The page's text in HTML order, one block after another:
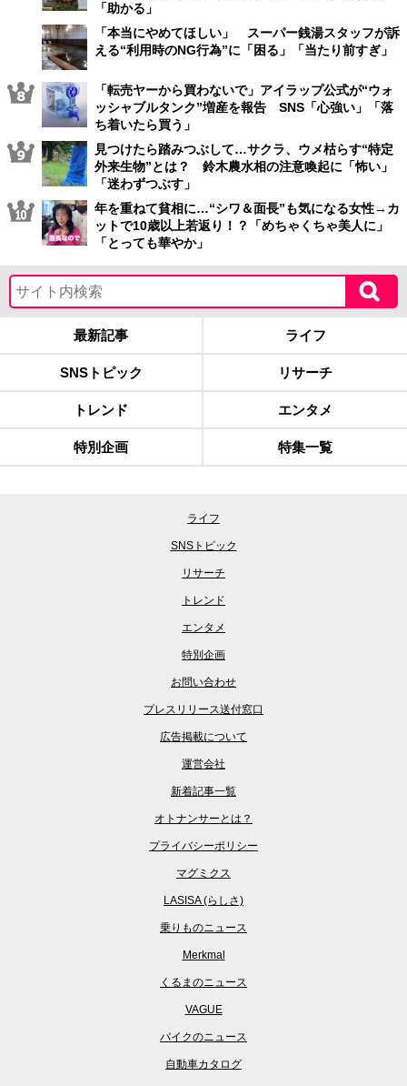
「助かる」
「本当にやめてほしい」 スーパー銭湯スタッフが訴
える“利用時のNG行為”に「困る」「当たり前すぎ」
「転売ヤーから買わないで」アイラップ公式が“ウォ
ッシャブルタンク”増産を報告 SNS「心強い」「落
ち着いたら買う」
見つけたら踏みつぶして…サクラ、ウメ枯らす“特定
外来生物”とは？ 鈴木農水相の注意喚起に「怖い」
「迷わずつぶす」
年を重ねて貧相に…“シワ＆面長”も気になる女性→カ
ットで10歳以上若返り！？「めちゃくちゃ美人に」
「とっても華やか」
最新記事 ライフ
SNSトピック リサーチ
トレンド エンタメ
特別企画 特集一覧
ライフ
SNSトピック
リサーチ
トレンド
エンタメ
特別企画
お問い合わせ
プレスリリース送付窓口
広告掲載について
運営会社
新着記事一覧
オトナンサーとは？
プライバシーポリシー
マグミクス
LASISA (らしさ)
乗りものニュース
Merkmal
くるまのニュース
VAGUE
バイクのニュース
自動車カタログ